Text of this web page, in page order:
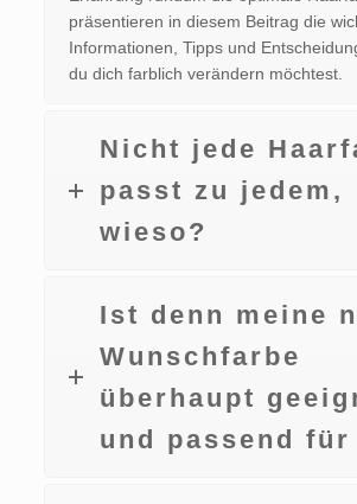
präsentieren in diesem Beitrag die
Informationen, Tipps und
du dich farblich verändern möchtest.
Nicht jede
passt zu jedem,
wieso?
Ist denn meine
Wunschfarbe
überhaupt
und passend für